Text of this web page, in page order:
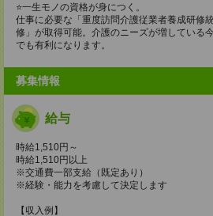
⭐️一生モノの資格が身につく。
仕事に必要な「重度訪問介護従業者養成研修
修」が取得可能。介護のニーズが増している
でも有利になります。
募集情報
給与
時給1,510円～
時給1,510円以上
※交通費一部支給（既定あり）
※経験・能力を考慮して決定します
【収入例】